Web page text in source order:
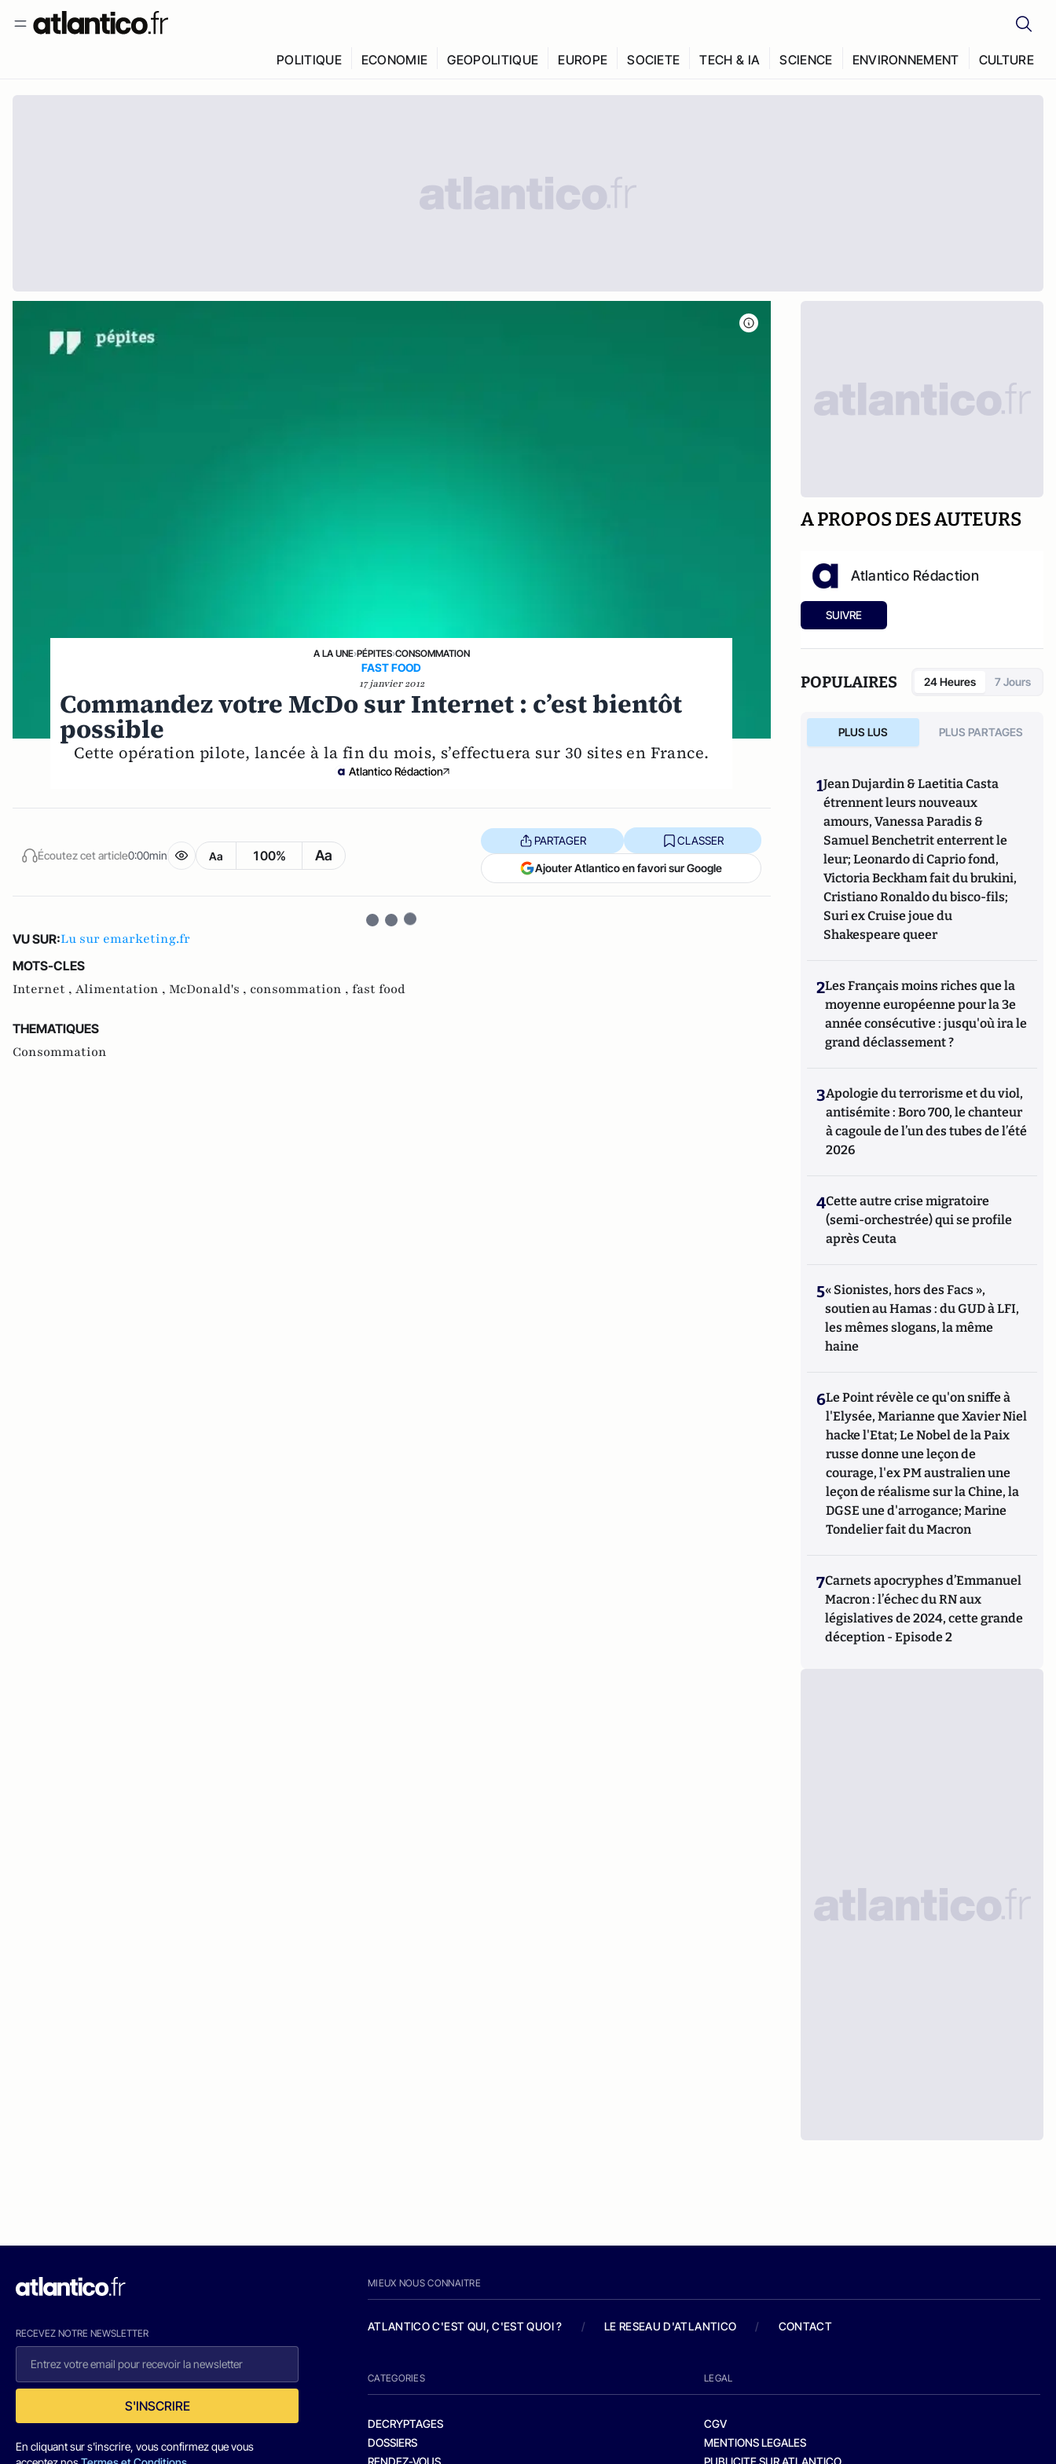
POLITIQUE ECONOMIE GEOPOLITIQUE EUROPE SOCIETE TECH & IA SCIENCE ENVIRONNEMENT CULTURE
A LA UNE›PÉPITES›CONSOMMATION
FAST FOOD
17 janvier 2012
Commandez votre McDo sur Internet : c’est bientôt
possible
Cette opération pilote, lancée à la fin du mois, s’effectuera sur 30 sites en France.
Atlantico Rédaction
Écoutez cet article0:00min Aa 100% Aa
PARTAGER CLASSER
Ajouter Atlantico en favori sur Google
VU SUR:Lu sur emarketing.fr
MOTS-CLES
Internet , Alimentation , McDonald's , consommation , fast food
THEMATIQUES
Consommation
A PROPOS DES AUTEURS
Atlantico Rédaction
SUIVRE
POPULAIRES 24 Heures 7 Jours
PLUS LUS PLUS PARTAGES
1Jean Dujardin & Laetitia Casta
étrennent leurs nouveaux
amours, Vanessa Paradis &
Samuel Benchetrit enterrent le
leur; Leonardo di Caprio fond,
Victoria Beckham fait du brukini,
Cristiano Ronaldo du bisco-fils;
Suri ex Cruise joue du
Shakespeare queer
2Les Français moins riches que la
moyenne européenne pour la 3e
année consécutive : jusqu'où ira le
grand déclassement ?
3Apologie du terrorisme et du viol,
antisémite : Boro 700, le chanteur
à cagoule de l’un des tubes de l’été
2026
4Cette autre crise migratoire
(semi-orchestrée) qui se profile
après Ceuta
5« Sionistes, hors des Facs »,
soutien au Hamas : du GUD à LFI,
les mêmes slogans, la même
haine
6Le Point révèle ce qu'on sniffe à
l'Elysée, Marianne que Xavier Niel
hacke l'Etat; Le Nobel de la Paix
russe donne une leçon de
courage, l'ex PM australien une
leçon de réalisme sur la Chine, la
DGSE une d'arrogance; Marine
Tondelier fait du Macron
7Carnets apocryphes d’Emmanuel
Macron : l’échec du RN aux
législatives de 2024, cette grande
déception - Episode 2
RECEVEZ NOTRE NEWSLETTER
S'INSCRIRE
En cliquant sur s'inscrire, vous confirmez que vous
MIEUX NOUS CONNAITRE
ATLANTICO C'EST QUI, C'EST QUOI ? / LE RESEAU D'ATLANTICO / CONTACT
CATEGORIES
DECRYPTAGES
DOSSIERS
RENDEZ-VOUS
LEGAL
CGV
MENTIONS LEGALES
PUBLICITE SUR ATLANTICO